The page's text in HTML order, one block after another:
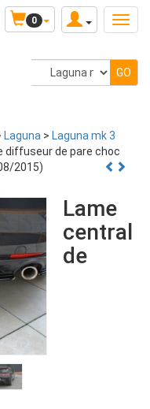
0
Laguna > Laguna mk 3
diffuseur de pare choc
2015)
Lame
central
de